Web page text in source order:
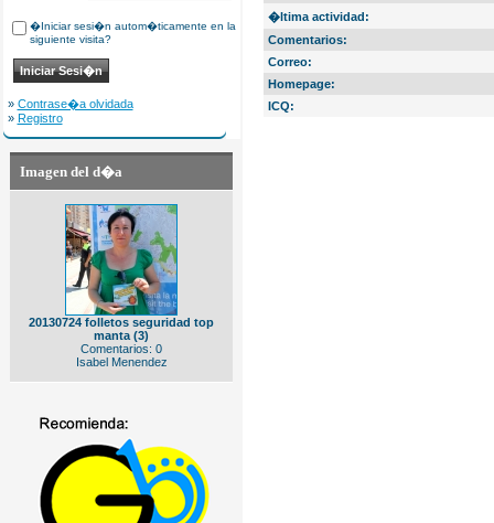
�Iniciar sesi�n autom�ticamente en la
siguiente visita?
» Contrase�a olvidada
» Registro
Imagen del d�a
20130724 folletos seguridad top
manta (3)
Comentarios: 0
Isabel Menendez
�ltima actividad:
Comentarios:
Correo:
Homepage:
ICQ: